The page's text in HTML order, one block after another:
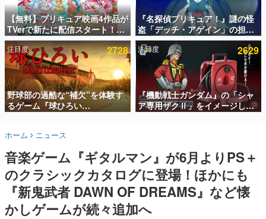
アプリセール情報
インタビュー
連載・特集一覧
殿堂入り記事
SNS拡散数が数千以上！ ページビュー数万以上！ などな
ど。多くの人々に読まれた、電ファミ渾身の“殿堂入り”記
事をまとめました。
名作ゲームクリエイターの方々に製作時のエピソードをお
きます。
赫本
この物語を解いてはいけない。『赫本』は、〈試験問題〉
の形をした短編ホラー小説集です。
【無料】プリキュア映画4作品が
TVerで新たに配信スタート！な
んと2018年～2024年の映画ほぼ
すべてが見放題に、ぶっちゃけ
ありえないラインナップ
『名探偵プリキュア！』謎の怪
盗「デッチ・アゲイン」の担当
キャストは天﨑滉平さんと判
明。『Re:ゼロから始める異世
界生活』オットー役、『ヒプノ
シスマイク』山田三郎役など
注目度 2728
野球部の過酷な“補欠”を体験す
るゲーム『球ひろい
Simulator』が「1件」のウィッ
対応しSNSで話題に。『キング
ダム・カム』開発元やチェコの
プロ野球選手から称賛の声
注目度 2629
『機動戦士ガンダム』の「シャ
ア専用ザクⅡ」をイメージした
散水ホースリールが予約開始。
ホーム ニュース
音楽ゲーム『ギタルマン』が6月よりPS＋
のクラシックカタログに登場！ほかにも
『新鬼武者 DAWN OF DREAMS』など懐
かしゲームが続々追加へ